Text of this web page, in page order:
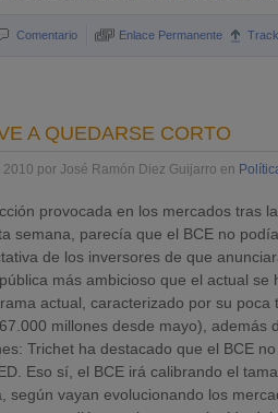
Comentario Enlace Permanente
A QUEDARSE CORTO
por José Ramón Diez Guijarro en
provocada en los mercados tras
semana, parecía que el BCE no
de los inversores de que
más ambicioso que el actual se
actual, caracterizado por su poca
millones desde mayo), además
Trichet ha destacado que el BCE
Eso sí, el BCE irá calibrando el
según vayan evolucionando los